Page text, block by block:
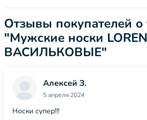
Отзывы покупателей о
"Мужские носки
ВАСИЛЬКОВЫЕ"
Алексей З.
5 апреля 2024
Носки супер!!!